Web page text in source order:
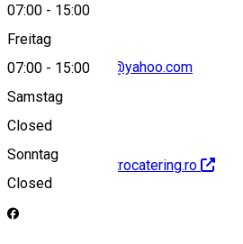
07:00 - 15:00
Freitag
07:00 - 15:00
Samstag
Closed
Sonntag
Closed
maestro.catering@yahoo.com
http://www.maestrocatering.ro